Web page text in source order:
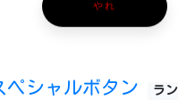
やれ
ペシャルボタン ラ